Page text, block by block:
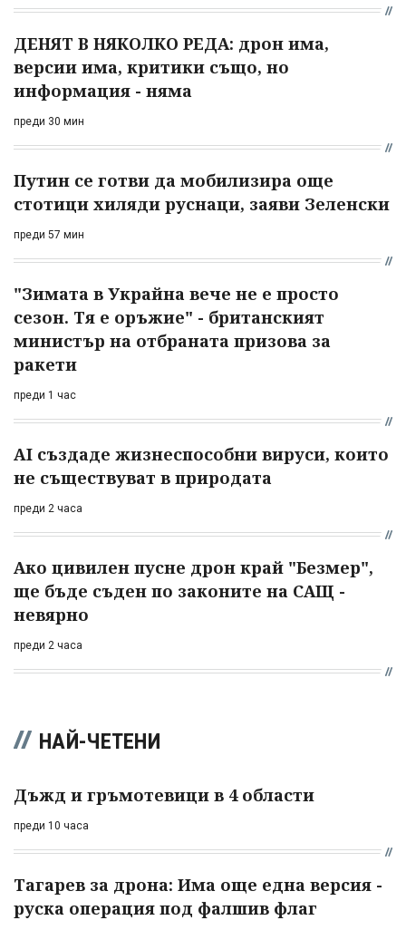
ДЕНЯТ В НЯКОЛКО РЕДА: дрон има,
версии има, критики също, но
информация - няма
преди 30 мин
Путин се готви да мобилизира още
стотици хиляди руснаци, заяви Зеленски
преди 57 мин
"Зимата в Украйна вече не е просто
сезон. Тя е оръжие" - британският
министър на отбраната призова за
ракети
преди 1 час
AI създаде жизнеспособни вируси, които
не съществуват в природата
преди 2 часа
Ако цивилен пусне дрон край "Безмер",
ще бъде съден по законите на САЩ -
невярно
преди 2 часа
НАЙ-ЧЕТЕНИ
Дъжд и гръмотевици в 4 области
преди 10 часа
Тагарев за дрона: Има още една версия -
руска операция под фалшив флаг